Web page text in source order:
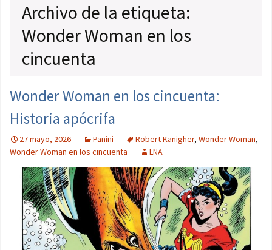
Archivo de la etiqueta:
Wonder Woman en los
cincuenta
Wonder Woman en los cincuenta:
Historia apócrifa
27 mayo, 2026 Panini Robert Kanigher, Wonder Woman,
Wonder Woman en los cincuenta
LNA